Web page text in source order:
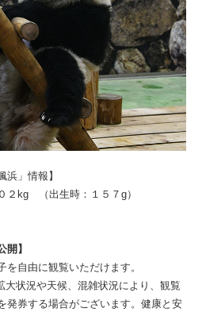
浜」情報】
２kg （出生時：１５７g）
開】
自由に観覧いただけます。
状況や天候、混雑状況により、観覧
発券する場合がございます。健康と安